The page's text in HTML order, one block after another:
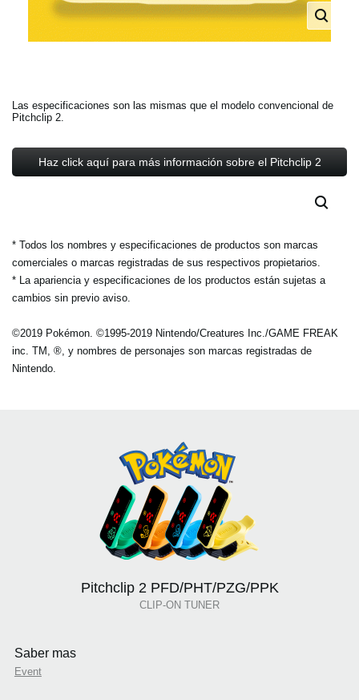
Las especificaciones son las mismas que el modelo convencional de
Pitchclip 2.
Haz click aquí para más información sobre el Pitchclip 2
* Todos los nombres y especificaciones de productos son marcas
comerciales o marcas registradas de sus respectivos propietarios.
* La apariencia y especificaciones de los productos están sujetas a
cambios sin previo aviso.
©2019 Pokémon. ©1995-2019 Nintendo/Creatures Inc./GAME FREAK
inc. TM, ®, y nombres de personajes son marcas registradas de
Nintendo.
Pitchclip 2 PFD/PHT/PZG/PPK
CLIP-ON TUNER
Saber mas
Event